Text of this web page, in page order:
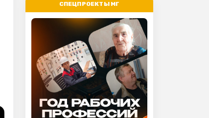
СПЕЦПРОЕКТЫ МГ